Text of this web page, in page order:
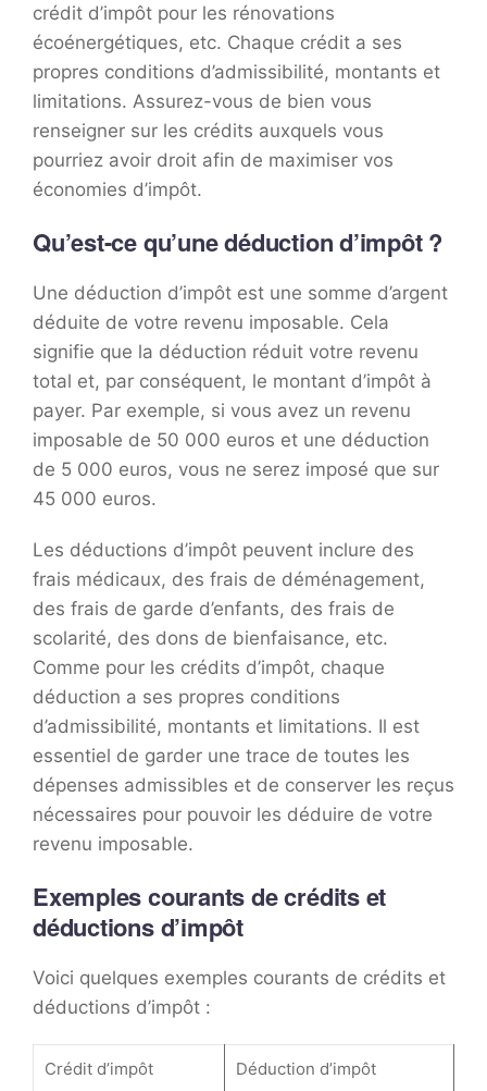
crédit d’impôt pour les rénovations
écoénergétiques, etc. Chaque crédit a ses
propres conditions d’admissibilité, montants et
limitations. Assurez-vous de bien vous
renseigner sur les crédits auxquels vous
pourriez avoir droit afin de maximiser vos
économies d’impôt.
Qu’est-ce qu’une déduction d’impôt ?
Une déduction d’impôt est une somme d’argent
déduite de votre revenu imposable. Cela
signifie que la déduction réduit votre revenu
total et, par conséquent, le montant d’impôt à
payer. Par exemple, si vous avez un revenu
imposable de 50 000 euros et une déduction
de 5 000 euros, vous ne serez imposé que sur
45 000 euros.
Les déductions d’impôt peuvent inclure des
frais médicaux, des frais de déménagement,
des frais de garde d’enfants, des frais de
scolarité, des dons de bienfaisance, etc.
Comme pour les crédits d’impôt, chaque
déduction a ses propres conditions
d’admissibilité, montants et limitations. Il est
essentiel de garder une trace de toutes les
dépenses admissibles et de conserver les reçus
nécessaires pour pouvoir les déduire de votre
revenu imposable.
Exemples courants de crédits et
déductions d’impôt
Voici quelques exemples courants de crédits et
déductions d’impôt :
Crédit d’impôt Déduction d’impôt